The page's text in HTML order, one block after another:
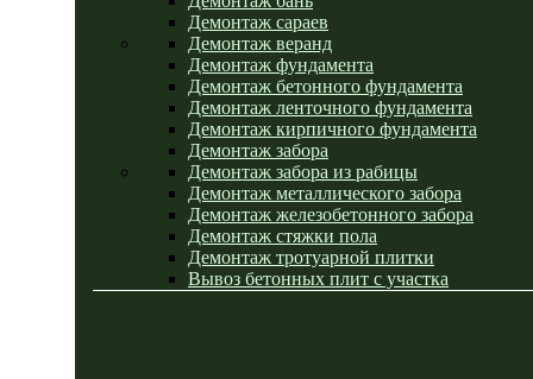
Демонтаж сараев
Демонтаж веранд
Демонтаж фундамента
Демонтаж бетонного фундамента
Демонтаж ленточного фундамента
Демонтаж кирпичного фундамента
Демонтаж забора
Демонтаж забора из рабицы
Демонтаж металлического забора
Демонтаж железобетонного забора
Демонтаж стяжки пола
Демонтаж тротуарной плитки
Вывоз бетонных плит с участка